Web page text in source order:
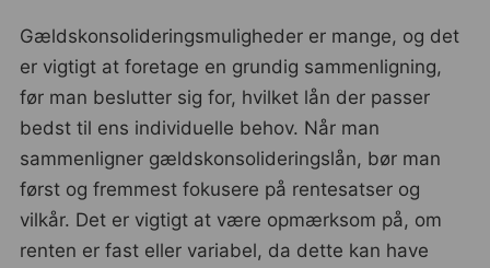
Gældskonsolideringsmuligheder er mange, og det
er vigtigt at foretage en grundig sammenligning,
før man beslutter sig for, hvilket lån der passer
bedst til ens individuelle behov. Når man
sammenligner gældskonsolideringslån, bør man
først og fremmest fokusere på rentesatser og
vilkår. Det er vigtigt at være opmærksom på, om
renten er fast eller variabel, da dette kan have